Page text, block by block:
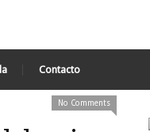
Contacto
No Comments